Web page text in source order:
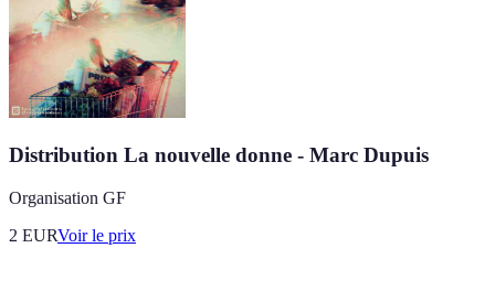
Distribution La nouvelle donne - Marc Dupuis
Organisation GF
2 EURVoir le prix